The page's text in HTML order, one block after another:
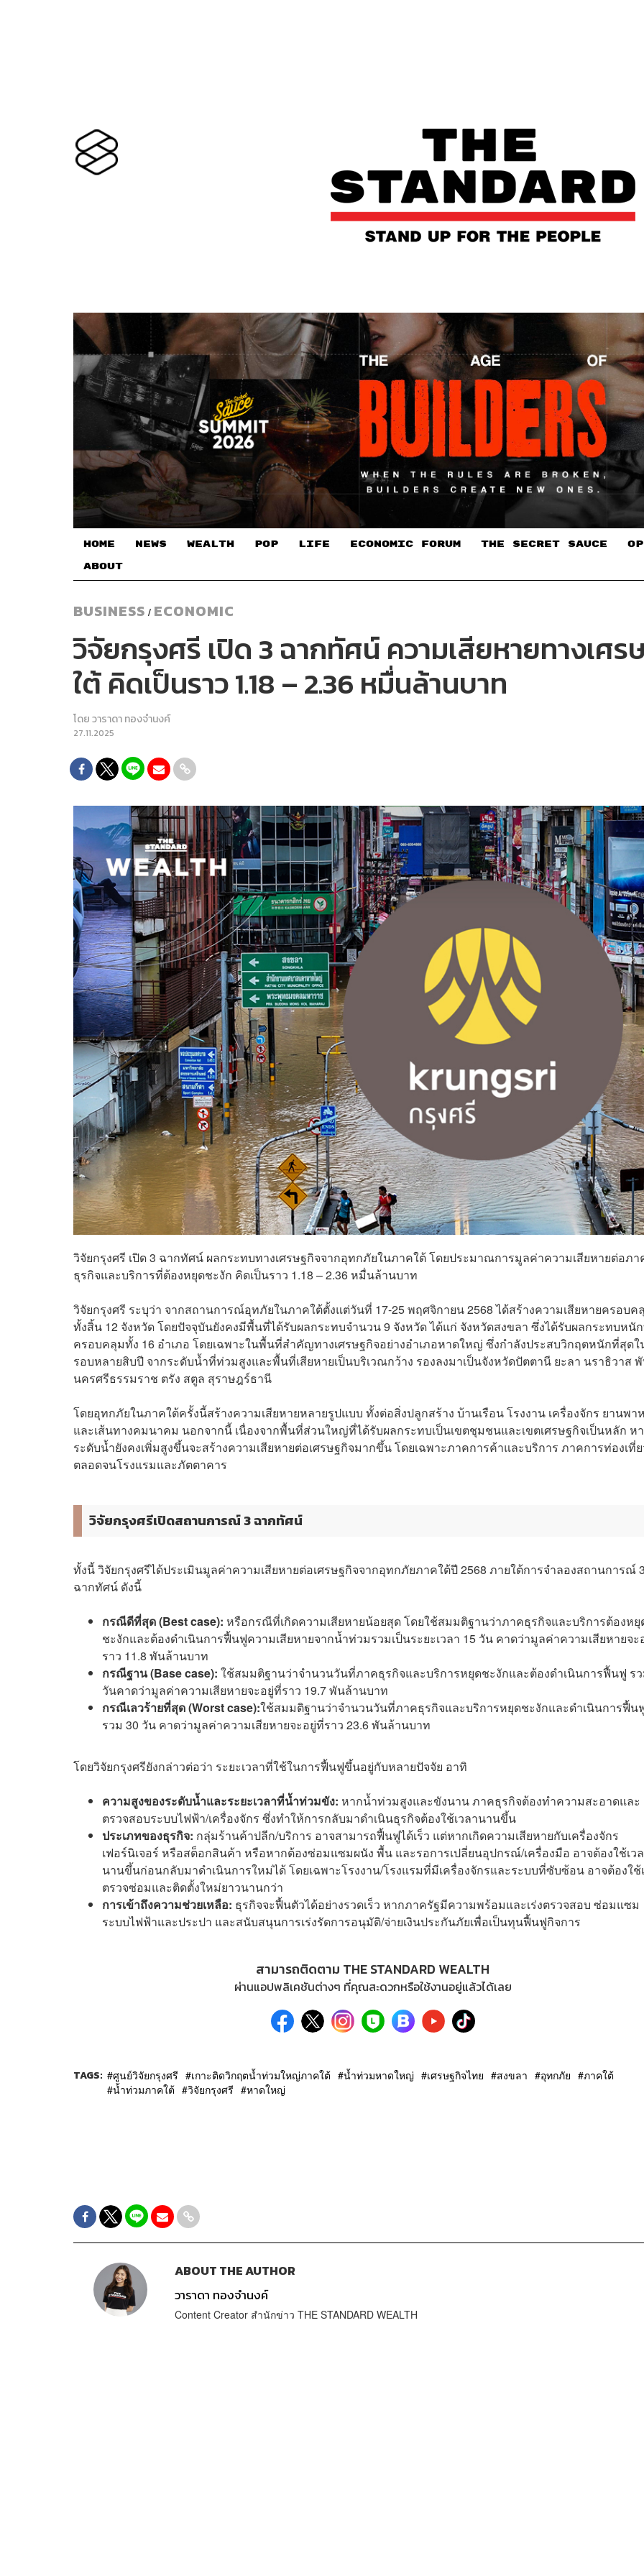
HOME NEWS WEALTH POP LIFE ECONOMIC FORUM THE SECRET SAUCE​
ABOUT
BUSINESS / ECONOMIC
วิจัยกรุงศรี เปิด 3 ฉากทัศน์ ความเสียหายทางเศ
ใต้ คิดเป็นราว 1.18 – 2.36 หมื่นล้านบาท
โดยวาราดา ทองจำนงค์
27.11.2025
วิจัยกรุงศรี เปิด 3 ฉากทัศน์ ผลกระทบทางเศรษฐกิจจากอุทกภัยในภาคใต้ โดยประมาณการมูลค่าความเสียหายต่อภา
ธุรกิจและบริการที่ต้องหยุดชะงัก คิดเป็นราว 1.18 – 2.36 หมื่นล้านบาท
วิจัยกรุงศรี ระบุว่า จากสถานการณ์อุทภัยในภาคใต้ตั้งแต่วันที่ 17-25 พฤศจิกายน 2568 ได้สร้างความเสียหายครอบค
ทั้งสิ้น 12 จังหวัด โดยปัจจุบันยังคงมีพื้นที่ได้รับผลกระทบจำนวน 9 จังหวัด ได้แก่ จังหวัดสงขลา ซึ่งได้รับผลกระทบหนั
ครอบคลุมทั้ง 16 อำเภอ โดยเฉพาะในพื้นที่สำคัญทางเศรษฐกิจอย่างอำเภอหาดใหญ่ ซึ่งกำลังประสบวิกฤตหนักที่สุดใ
รอบหลายสิบปี จากระดับน้ำที่ท่วมสูงและพื้นที่เสียหายเป็นบริเวณกว้าง รองลงมาเป็นจังหวัดปัตตานี ยะลา นราธิวาส
นครศรีธรรมราช ตรัง สตูล สุราษฎร์ธานี
โดยอุทกภัยในภาคใต้ครั้งนี้สร้างความเสียหายหลายรูปแบบ ทั้งต่อสิ่งปลูกสร้าง บ้านเรือน โรงงาน เครื่องจักร ยานพา
และเส้นทางคมนาคม นอกจากนี้ เนื่องจากพื้นที่ส่วนใหญ่ที่ได้รับผลกระทบเป็นเขตชุมชนและเขตเศรษฐกิจเป็นหลัก ห
ระดับน้ำยังคงเพิ่มสูงขึ้นจะสร้างความเสียหายต่อเศรษฐกิจมากขึ้น โดยเฉพาะภาคการค้าและบริการ ภาคการท่องเที่
ตลอดจนโรงแรมและภัตตาคาร
วิจัยกรุงศรีเปิดสถานการณ์ 3 ฉากทัศน์
ทั้งนี้ วิจัยกรุงศรีได้ประเมินมูลค่าความเสียหายต่อเศรษฐกิจจากอุทกภัยภาคใต้ปี 2568 ภายใต้การจำลองสถานการณ์
ฉากทัศน์ ดังนี้
กรณีดีที่สุด (Best case): หรือกรณีที่เกิดความเสียหายน้อยสุด โดยใช้สมมติฐานว่าภาคธุรกิจและบริการต้องหยุ
ชะงักและต้องดำเนินการฟื้นฟูความเสียหายจากน้ำท่วมรวมเป็นระยะเวลา 15 วัน คาดว่ามูลค่าความเสียหายจ
ราว 11.8 พันล้านบาท
กรณีฐาน (Base case): ใช้สมมติฐานว่าจำนวนวันที่ภาคธุรกิจและบริการหยุดชะงักและต้องดำเนินการฟื้นฟู ร
วันคาดว่ามูลค่าความเสียหายจะอยู่ที่ราว 19.7 พันล้านบาท
กรณีเลวร้ายที่สุด (Worst case):ใช้สมมติฐานว่าจำนวนวันที่ภาคธุรกิจและบริการหยุดชะงักและดำเนินการฟื้น
รวม 30 วัน คาดว่ามูลค่าความเสียหายจะอยู่ที่ราว 23.6 พันล้านบาท
โดยวิจัยกรุงศรียังกล่าวต่อว่า ระยะเวลาที่ใช้ในการฟื้นฟูขึ้นอยู่กับหลายปัจจัย อาทิ
ความสูงของระดับน้ำและระยะเวลาที่น้ำท่วมขัง: หากน้ำท่วมสูงและขังนาน ภาคธุรกิจต้องทำความสะอาดและ
ตรวจสอบระบบไฟฟ้า/เครื่องจักร ซึ่งทำให้การกลับมาดำเนินธุรกิจต้องใช้เวลานานขึ้น
ประเภทของธุรกิจ: กลุ่มร้านค้าปลีก/บริการ อาจสามารถฟื้นฟูได้เร็ว แต่หากเกิดความเสียหายกับเครื่องจักร
เฟอร์นิเจอร์ หรือสต็อกสินค้า หรือหากต้องซ่อมแซมผนัง พื้น และรอการเปลี่ยนอุปกรณ์/เครื่องมือ อาจต้องใช้เว
นานขึ้นก่อนกลับมาดำเนินการใหม่ได้ โดยเฉพาะโรงงาน/โรงแรมที่มีเครื่องจักรและระบบที่ซับซ้อน อาจต้องใช้
ตรวจซ่อมและติดตั้งใหม่ยาวนานกว่า
การเข้าถึงความช่วยเหลือ: ธุรกิจจะฟื้นตัวได้อย่างรวดเร็ว หากภาครัฐมีความพร้อมและเร่งตรวจสอบ ซ่อมแซม
ระบบไฟฟ้าและประปา และสนับสนุนการเร่งรัดการอนุมัติ/จ่ายเงินประกันภัยเพื่อเป็นทุนฟื้นฟูกิจการ
สามารถติดตาม THE STANDARD WEALTH
ผ่านแอปพลิเคชันต่างๆ ที่คุณสะดวกหรือใช้งานอยู่แล้วได้เลย
TAGS: ศูนย์วิจัยกรุงศรี เกาะติดวิกฤตน้ำท่วมใหญ่ภาคใต้ น้ำท่วมหาดใหญ่ เศรษฐกิจไทย สงขลา อุทกภัย
ภาคใต้
น้ำท่วมภาคใต้
วิจัยกรุงศรี หาดใหญ่
ABOUT THE AUTHOR
วาราดา ทองจำนงค์
Content Creator สำนักข่าว THE STANDARD WEALTH